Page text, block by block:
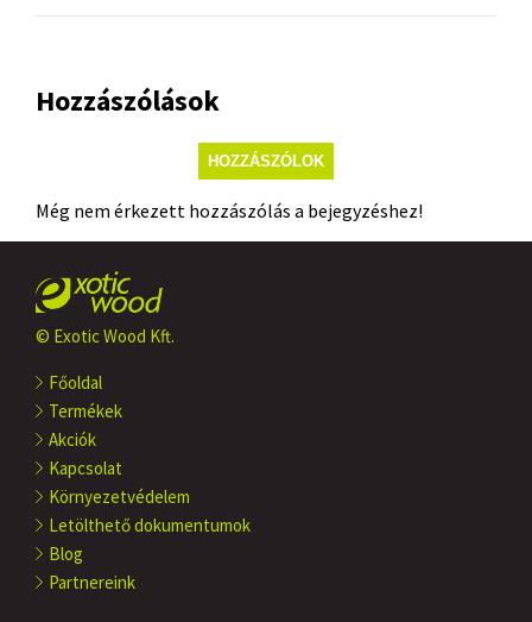
Hozzászólások
HOZZÁSZÓLOK
Még nem érkezett hozzászólás a bejegyzéshez!
© Exotic Wood Kft.
Főoldal
Termékek
Akciók
Kapcsolat
Környezetvédelem
Letölthető dokumentumok
Blog
Partnereink